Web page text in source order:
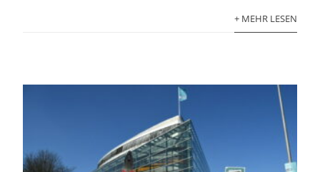
+ MEHR LESEN